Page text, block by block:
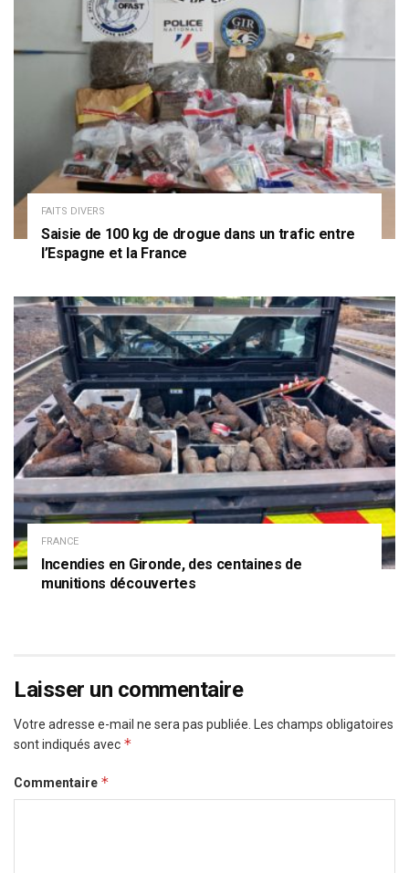
FAITS DIVERS
Saisie de 100 kg de drogue dans un trafic entre
l’Espagne et la France
FRANCE
Incendies en Gironde, des centaines de
munitions découvertes
Laisser un commentaire
Votre adresse e-mail ne sera pas publiée. Les champs obligatoires
sont indiqués avec *
Commentaire *